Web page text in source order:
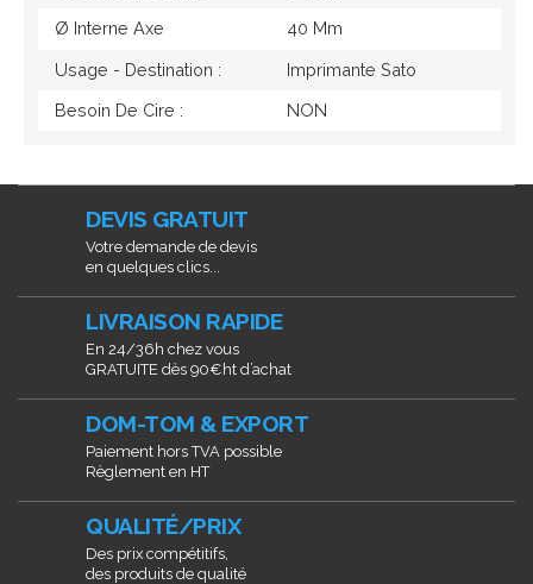
Ø Interne Axe 40 Mm
Usage - Destination : Imprimante Sato
Besoin De Cire : NON
DEVIS GRATUIT
Votre demande de devis
en quelques clics...
LIVRAISON RAPIDE
En 24/36h chez vous
GRATUITE dès 90€ht d’achat
DOM-TOM & EXPORT
Paiement hors TVA possible
Règlement en HT
QUALITÉ/PRIX
Des prix compétitifs,
des produits de qualité